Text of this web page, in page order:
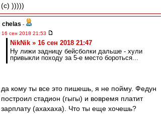
(с) )))))
chelas -
16 сен 2018 21:53
NikNik » 16 сен 2018 21:47
Ну лижи задницу бейсболки дальше - хули
привыкли походу за 5-е место бороться...
да кому ты все это пишешь, я не пойму. Федун
построил стадион (гыгы) и вовремя платит
зарплату (ахахаха). Что ты еще хочешь?